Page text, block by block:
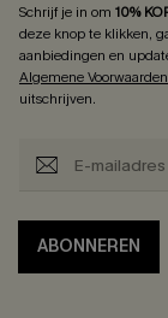
Schrijf je in om 10%
deze knop te klikken,
aanbiedingen en
Algemene Voorwaarden
uitschrijven.
ABONNEREN